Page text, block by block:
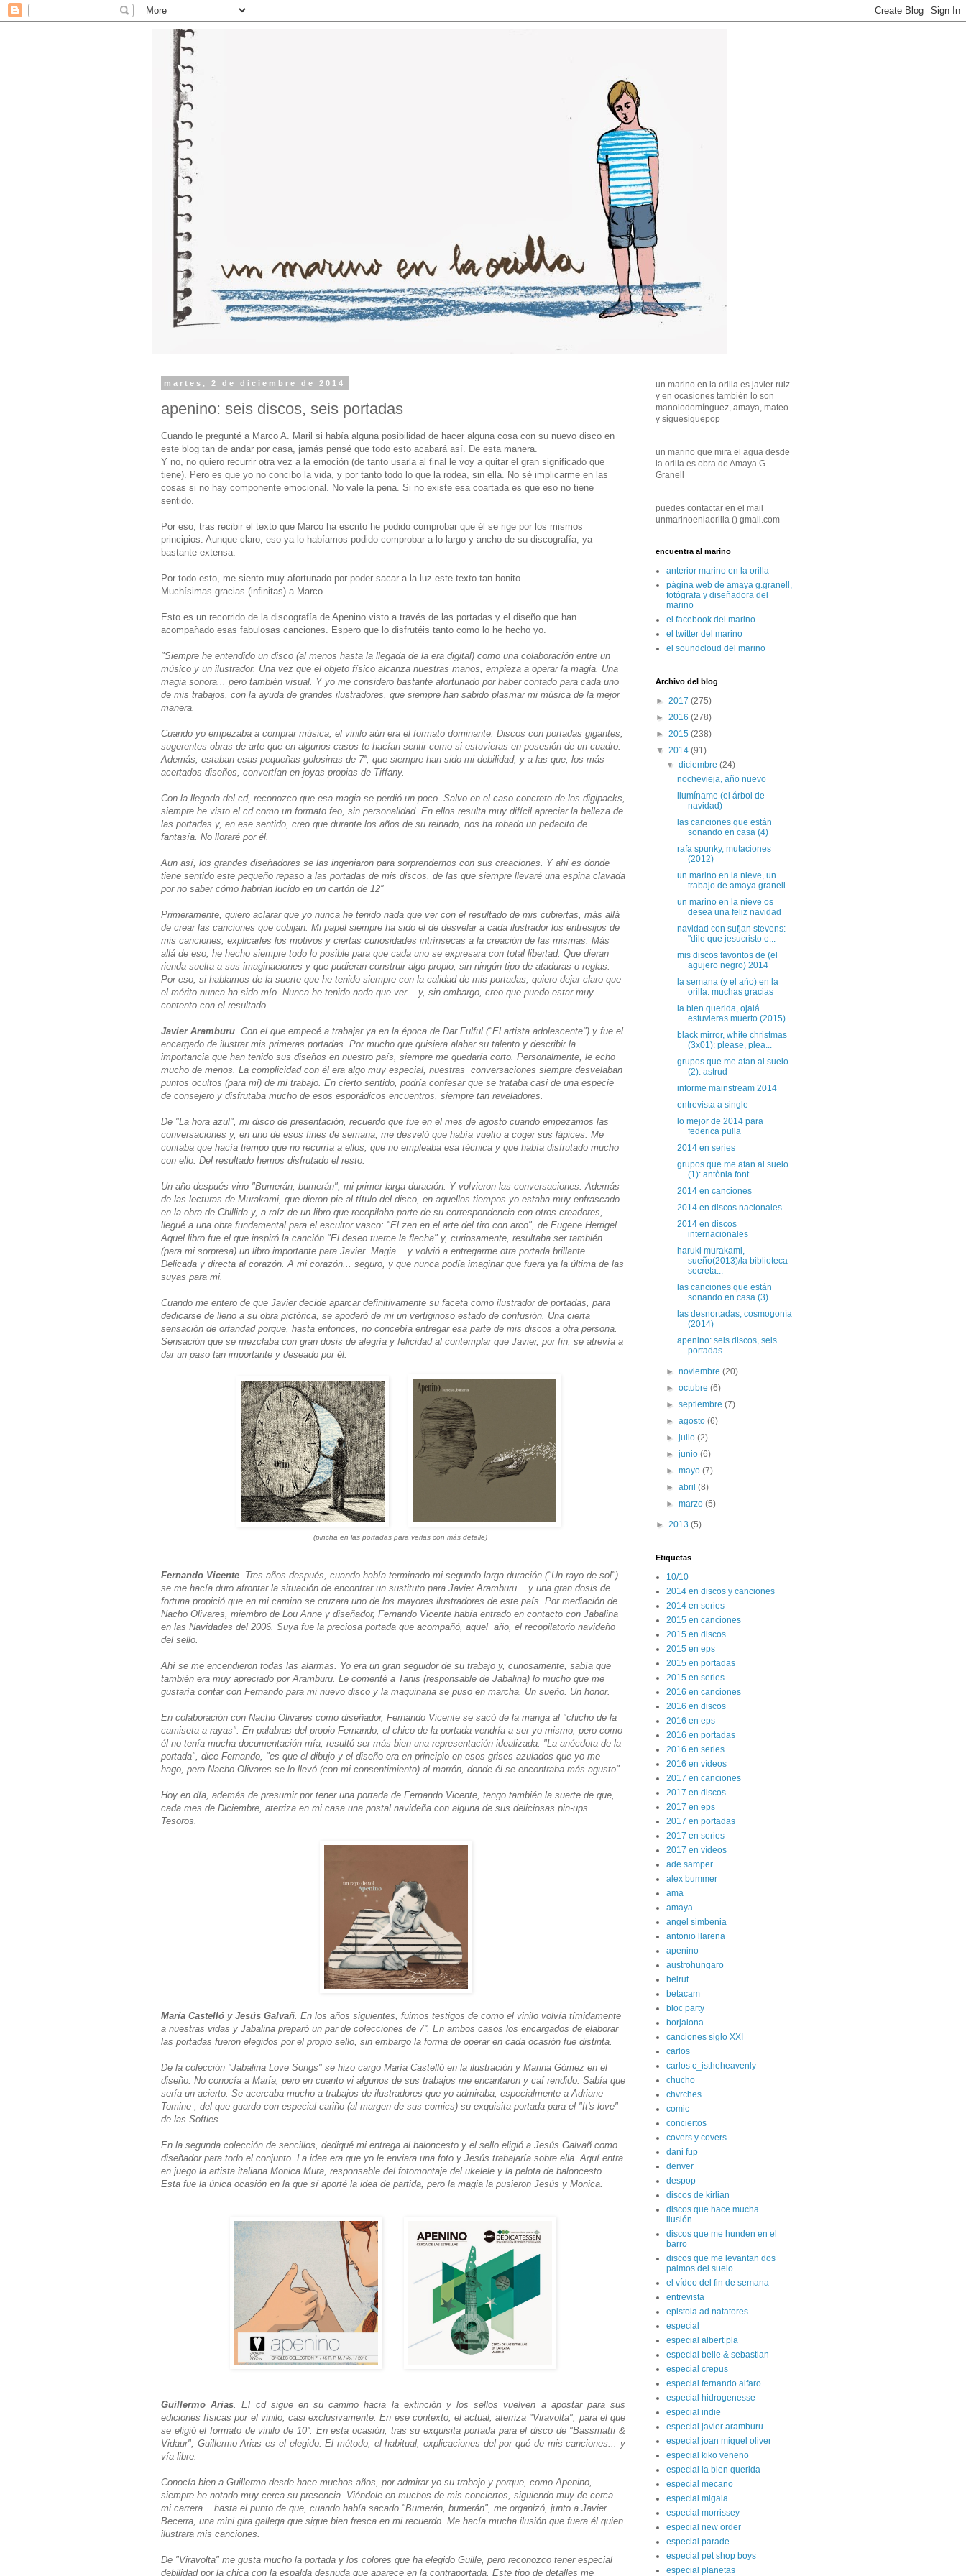
martes, 2 de diciembre de 2014
apenino: seis discos, seis portadas
Cuando le pregunté a Marco A. Maril si había alguna posibilidad de hacer alguna cosa con su nuevo disco en
este blog tan de andar por casa, jamás pensé que todo esto acabará así. De esta manera.
Y no, no quiero recurrir otra vez a la emoción (de tanto usarla al final le voy a quitar el gran significado que
tiene). Pero es que yo no concibo la vida, y por tanto todo lo que la rodea, sin ella. No sé implicarme en las
cosas si no hay componente emocional. No vale la pena. Si no existe esa coartada es que eso no tiene
sentido.
Por eso, tras recibir el texto que Marco ha escrito he podido comprobar que él se rige por los mismos
principios. Aunque claro, eso ya lo habíamos podido comprobar a lo largo y ancho de su discografía, ya
bastante extensa.
Por todo esto, me siento muy afortunado por poder sacar a la luz este texto tan bonito.
Muchísimas gracias (infinitas) a Marco.
Esto es un recorrido de la discografía de Apenino visto a través de las portadas y el diseño que han
acompañado esas fabulosas canciones. Espero que lo disfrutéis tanto como lo he hecho yo.
"Siempre he entendido un disco (al menos hasta la llegada de la era digital) como una colaboración entre un
músico y un ilustrador. Una vez que el objeto físico alcanza nuestras manos, empieza a operar la magia. Una
magia sonora... pero también visual. Y yo me considero bastante afortunado por haber contado para cada uno
de mis trabajos, con la ayuda de grandes ilustradores, que siempre han sabido plasmar mi música de la mejor
manera.
Cuando yo empezaba a comprar música, el vinilo aún era el formato dominante. Discos con portadas gigantes,
sugerentes obras de arte que en algunos casos te hacían sentir como si estuvieras en posesión de un cuadro.
Además, estaban esas pequeñas golosinas de 7'', que siempre han sido mi debilidad, y a las que, los más
acertados diseños, convertían en joyas propias de Tiffany.
Con la llegada del cd, reconozco que esa magia se perdió un poco. Salvo en el caso concreto de los digipacks,
siempre he visto el cd como un formato feo, sin personalidad. En ellos resulta muy difícil apreciar la belleza de
las portadas y, en ese sentido, creo que durante los años de su reinado, nos ha robado un pedacito de
fantasía. No lloraré por él.
Aun así, los grandes diseñadores se las ingeniaron para sorprendernos con sus creaciones. Y ahí es donde
tiene sentido este pequeño repaso a las portadas de mis discos, de las que siempre llevaré una espina clavada
por no saber cómo habrían lucido en un cartón de 12''
Primeramente, quiero aclarar que yo nunca he tenido nada que ver con el resultado de mis cubiertas, más allá
de crear las canciones que cobijan. Mi papel siempre ha sido el de desvelar a cada ilustrador los entresijos de
mis canciones, explicarles los motivos y ciertas curiosidades intrínsecas a la creación de las mismas. Más
allá de eso, he hecho siempre todo lo posible para que cada uno se expresara con total libertad. Que dieran
rienda suelta a sus imaginaciones y que pudieran construir algo propio, sin ningún tipo de ataduras o reglas.
Por eso, si hablamos de la suerte que he tenido siempre con la calidad de mis portadas, quiero dejar claro que
el mérito nunca ha sido mío. Nunca he tenido nada que ver... y, sin embargo, creo que puedo estar muy
contento con el resultado.
Javier Aramburu . Con el que empecé a trabajar ya en la época de Dar Fulful ("El artista adolescente") y fue el
encargado de ilustrar mis primeras portadas. Por mucho que quisiera alabar su talento y describir la
importancia que han tenido sus diseños en nuestro país, siempre me quedaría corto. Personalmente, le echo
mucho de menos. La complicidad con él era algo muy especial, nuestras conversaciones siempre desvelaban
puntos ocultos (para mi) de mi trabajo. En cierto sentido, podría confesar que se trataba casi de una especie
de consejero y disfrutaba mucho de esos esporádicos encuentros, siempre tan reveladores.
De "La hora azul", mi disco de presentación, recuerdo que fue en el mes de agosto cuando empezamos las
conversaciones y, en uno de esos fines de semana, me desveló que había vuelto a coger sus lápices. Me
contaba que hacía tiempo que no recurría a ellos, que no empleaba esa técnica y que había disfrutado mucho
con ello. Del resultado hemos disfrutado el resto.
Un año después vino "Bumerán, bumerán", mi primer larga duración. Y volvieron las conversaciones. Además
de las lecturas de Murakami, que dieron pie al título del disco, en aquellos tiempos yo estaba muy enfrascado
en la obra de Chillida y, a raíz de un libro que recopilaba parte de su correspondencia con otros creadores,
llegué a una obra fundamental para el escultor vasco: "El zen en el arte del tiro con arco", de Eugene Herrigel.
Aquel libro fue el que inspiró la canción "El deseo tuerce la flecha" y, curiosamente, resultaba ser también
(para mi sorpresa) un libro importante para Javier. Magia... y volvió a entregarme otra portada brillante.
Delicada y directa al corazón. A mi corazón... seguro, y que nunca podía imaginar que fuera ya la última de las
suyas para mi.
Cuando me entero de que Javier decide aparcar definitivamente su faceta como ilustrador de portadas, para
dedicarse de lleno a su obra pictórica, se apoderó de mi un vertiginoso estado de confusión. Una cierta
sensación de orfandad porque, hasta entonces, no concebía entregar esa parte de mis discos a otra persona.
Sensación que se mezclaba con gran dosis de alegría y felicidad al contemplar que Javier, por fin, se atrevía a
dar un paso tan importante y deseado por él.
(pincha en las portadas para verlas con más detalle)
Fernando Vicente . Tres años después, cuando había terminado mi segundo larga duración ("Un rayo de sol")
se me hacía duro afrontar la situación de encontrar un sustituto para Javier Aramburu... y una gran dosis de
fortuna propició que en mi camino se cruzara uno de los mayores ilustradores de este país. Por mediación de
Nacho Olivares, miembro de Lou Anne y diseñador, Fernando Vicente había entrado en contacto con Jabalina
en las Navidades del 2006. Suya fue la preciosa portada que acompañó, aquel año, el recopilatorio navideño
del sello.
Ahí se me encendieron todas las alarmas. Yo era un gran seguidor de su trabajo y, curiosamente, sabía que
también era muy apreciado por Aramburu. Le comenté a Tanis (responsable de Jabalina) lo mucho que me
gustaría contar con Fernando para mi nuevo disco y la maquinaria se puso en marcha. Un sueño. Un honor.
En colaboración con Nacho Olivares como diseñador, Fernando Vicente se sacó de la manga al "chicho de la
camiseta a rayas". En palabras del propio Fernando, el chico de la portada vendría a ser yo mismo, pero como
él no tenía mucha documentación mía, resultó ser más bien una representación idealizada. "La anécdota de la
portada", dice Fernando, "es que el dibujo y el diseño era en principio en esos grises azulados que yo me
hago, pero Nacho Olivares se lo llevó (con mi consentimiento) al marrón, donde él se encontraba más agusto".
Hoy en día, además de presumir por tener una portada de Fernando Vicente, tengo también la suerte de que,
cada mes de Diciembre, aterriza en mi casa una postal navideña con alguna de sus deliciosas pin-ups.
Tesoros.
María Castelló y Jesús Galvañ . En los años siguientes, fuimos testigos de como el vinilo volvía tímidamente
a nuestras vidas y Jabalina preparó un par de colecciones de 7''. En ambos casos los encargados de elaborar
las portadas fueron elegidos por el propio sello, sin embargo la forma de operar en cada ocasión fue distinta.
De la colección "Jabalina Love Songs" se hizo cargo María Castelló en la ilustración y Marina Gómez en el
diseño. No conocía a María, pero en cuanto vi algunos de sus trabajos me encantaron y caí rendido. Sabía que
sería un acierto. Se acercaba mucho a trabajos de ilustradores que yo admiraba, especialmente a Adriane
Tomine , del que guardo con especial cariño (al margen de sus comics) su exquisita portada para el "It's love"
de las Softies.
En la segunda colección de sencillos, dediqué mi entrega al baloncesto y el sello eligió a Jesús Galvañ como
diseñador para todo el conjunto. La idea era que yo le enviara una foto y Jesús trabajaría sobre ella. Aquí entra
en juego la artista italiana Monica Mura, responsable del fotomontaje del ukelele y la pelota de baloncesto.
Esta fue la única ocasión en la que sí aporté la idea de partida, pero la magia la pusieron Jesús y Monica.
Guillermo Arias . El cd sigue en su camino hacia la extinción y los sellos vuelven a apostar para sus
ediciones físicas por el vinilo, casi exclusivamente. En ese contexto, el actual, aterriza "Viravolta", para el que
se eligió el formato de vinilo de 10''. En esta ocasión, tras su exquisita portada para el disco de "Bassmatti &
Vidaur", Guillermo Arias es el elegido. El método, el habitual, explicaciones del por qué de mis canciones... y
vía libre.
Conocía bien a Guillermo desde hace muchos años, por admirar yo su trabajo y porque, como Apenino,
siempre he notado muy cerca su presencia. Viéndole en muchos de mis conciertos, siguiendo muy de cerca
mi carrera... hasta el punto de que, cuando había sacado "Bumerán, bumerán", me organizó, junto a Javier
Becerra, una mini gira gallega que sigue bien fresca en mi recuerdo. Me hacía mucha ilusión que fuera él quien
ilustrara mis canciones.
De "Viravolta" me gusta mucho la portada y los colores que ha elegido Guille, pero reconozco tener especial
debilidad por la chica con la espalda desnuda que aparece en la contraportada. Este tipo de detalles me
un marino en la orilla es javier ruiz
y en ocasiones también lo son
manolodomínguez, amaya, mateo
y siguesiguepop
un marino que mira el agua desde
la orilla es obra de Amaya G.
Granell
puedes contactar en el mail
unmarinoenlaorilla () gmail.com
encuentra al marino
anterior marino en la orilla
página web de amaya g.granell,
fotógrafa y diseñadora del
marino
el facebook del marino
el twitter del marino
el soundcloud del marino
Archivo del blog
► 2017 (275)
► 2016 (278)
► 2015 (238)
▼ 2014 (91)
▼diciembre(24)
nochevieja, año nuevo
ilumíname (el árbol de
navidad)
las canciones que están
sonando en casa (4)
rafa spunky, mutaciones
(2012)
un marino en la nieve, un
trabajo de amaya granell
un marino en la nieve os
desea una feliz navidad
navidad con sufjan stevens:
"dile que jesucristo e...
mis discos favoritos de (el
agujero negro) 2014
la semana (y el año) en la
orilla: muchas gracias
la bien querida, ojalá
estuvieras muerto (2015)
black mirror, white christmas
(3x01): please, plea...
grupos que me atan al suelo
(2): astrud
informe mainstream 2014
entrevista a single
lo mejor de 2014 para
federica pulla
2014 en series
grupos que me atan al suelo
(1): antònia font
2014 en canciones
2014 en discos nacionales
2014 en discos
internacionales
haruki murakami,
sueño(2013)/la biblioteca
secreta...
las canciones que están
sonando en casa (3)
las desnortadas, cosmogonía
(2014)
apenino: seis discos, seis
portadas
►noviembre(20)
►octubre(6)
►septiembre(7)
►agosto(6)
►julio(2)
►junio(6)
►mayo(7)
►abril(8)
►marzo(5)
► 2013 (5)
Etiquetas
10/10
2014 en discos y canciones
2014 en series
2015 en canciones
2015 en discos
2015 en eps
2015 en portadas
2015 en series
2016 en canciones
2016 en discos
2016 en eps
2016 en portadas
2016 en series
2016 en vídeos
2017 en canciones
2017 en discos
2017 en eps
2017 en portadas
2017 en series
2017 en vídeos
ade samper
alex bummer
ama
amaya
angel simbenia
antonio llarena
apenino
austrohungaro
beirut
betacam
bloc party
borjalona
canciones siglo XXI
carlos
carlos c_istheheavenly
chucho
chvrches
comic
conciertos
covers y covers
dani fup
dënver
despop
discos de kirlian
discos que hace mucha
ilusión...
discos que me hunden en el
barro
discos que me levantan dos
palmos del suelo
el vídeo del fin de semana
entrevista
epistola ad natatores
especial
especial albert pla
especial belle & sebastian
especial crepus
especial fernando alfaro
especial hidrogenesse
especial indie
especial javier aramburu
especial joan miquel oliver
especial kiko veneno
especial la bien querida
especial mecano
especial migala
especial morrissey
especial new order
especial parade
especial pet shop boys
especial planetas